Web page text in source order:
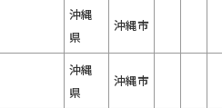
沖縄
県
沖縄市
沖縄
県
沖縄市